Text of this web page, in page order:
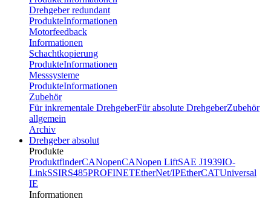
Drehgeber redundant
ProdukteInformationen
Motorfeedback
Informationen
Schachtkopierung
ProdukteInformationen
Messsysteme
ProdukteInformationen
Zubehör
Für inkrementale DrehgeberFür absolute DrehgeberZubehör
allgemein
Archiv
Drehgeber absolut
Produkte
ProduktfinderCANopenCANopen LiftSAE J1939IO-
LinkSSIRS485PROFINETEtherNet/IPEtherCATUniversal
IE
Informationen